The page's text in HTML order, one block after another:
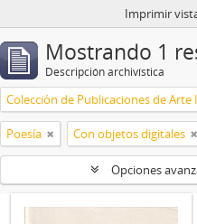
Imprimir
Mostrando 1
Descripción archivística
Poesía Con objetos digitales
Opciones